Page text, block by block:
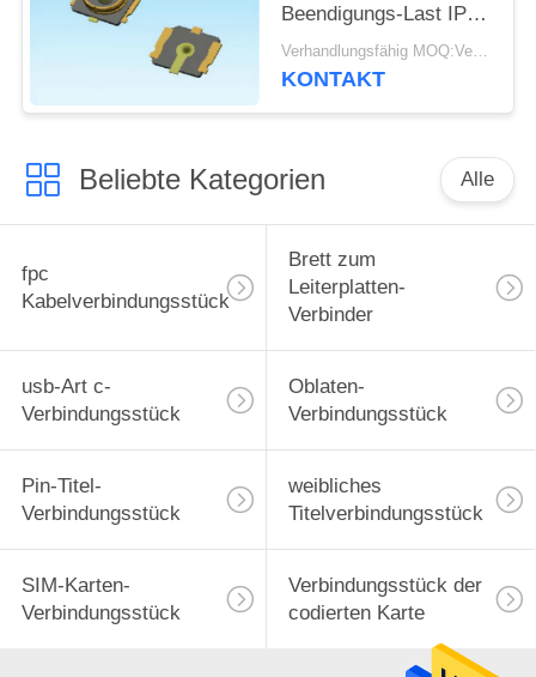
Beendigungs-Last IPX-
hoher Leistung für
WiFi-Router
Verhandlungsfähig MOQ:Verhandelbar
KONTAKT
Beliebte Kategorien Alle
fpc
Kabelverbindungsstück
Brett zum
Leiterplatten-
Verbinder
usb-Art c-
Verbindungsstück
Oblaten-
Verbindungsstück
Pin-Titel-
Verbindungsstück
weibliches
Titelverbindungsstück
SIM-Karten-
Verbindungsstück
Verbindungsstück der
codierten Karte